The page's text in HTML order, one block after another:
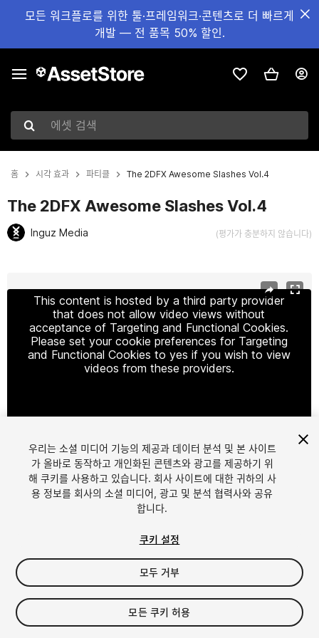
모든 워크플로를 위한 툴·프레임워크·콘텐츠로 더 빠르게
개발 — 전 품목 50% 할인.
에셋 검색
홈 시각 효과 파티클 The 2DFX Awesome Slashes Vol.4
The 2DFX Awesome Slashes Vol.4
Inguz Media (평가가 충분하지 않습니다)
This content is hosted by a third party provider
that does not allow video views without
acceptance of Targeting and Functional Cookies.
Please set your cookie preferences for Targeting
and Functional Cookies to yes if you wish to view
videos from these providers.
1/6
$9.99
세금/부가세는 결제 시 반영됩니다.
우리는 소셜 미디어 기능의 제공과 데이터 분석 및 본 사이트
가 올바로 동작하고 개인화된 콘텐츠와 광고를 제공하기 위
해 쿠키를 사용하고 있습니다. 회사 사이트에 대한 귀하의 사
용 정보를 회사의 소셜 미디어, 광고 및 분석 협력사와 공유
합니다.
쿠키 설정
모두 거부
모든 쿠키 허용